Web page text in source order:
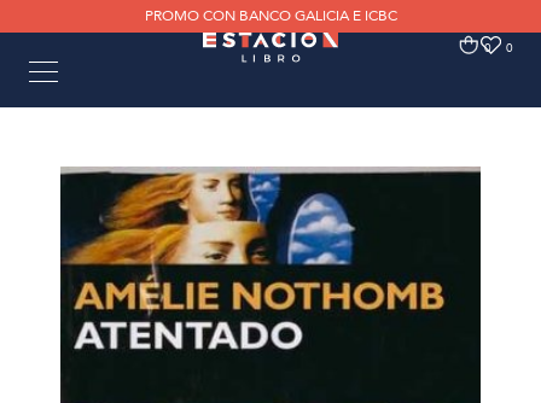
PROMO CON BANCO GALICIA E ICBC
0 0